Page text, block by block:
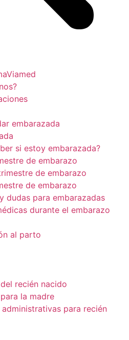
embarazada
si estoy embarazada?
de embarazo
de embarazo
de embarazo
dudas para embarazadas
durante el embarazo
al parto
recién nacido
la madre
administrativas para recién